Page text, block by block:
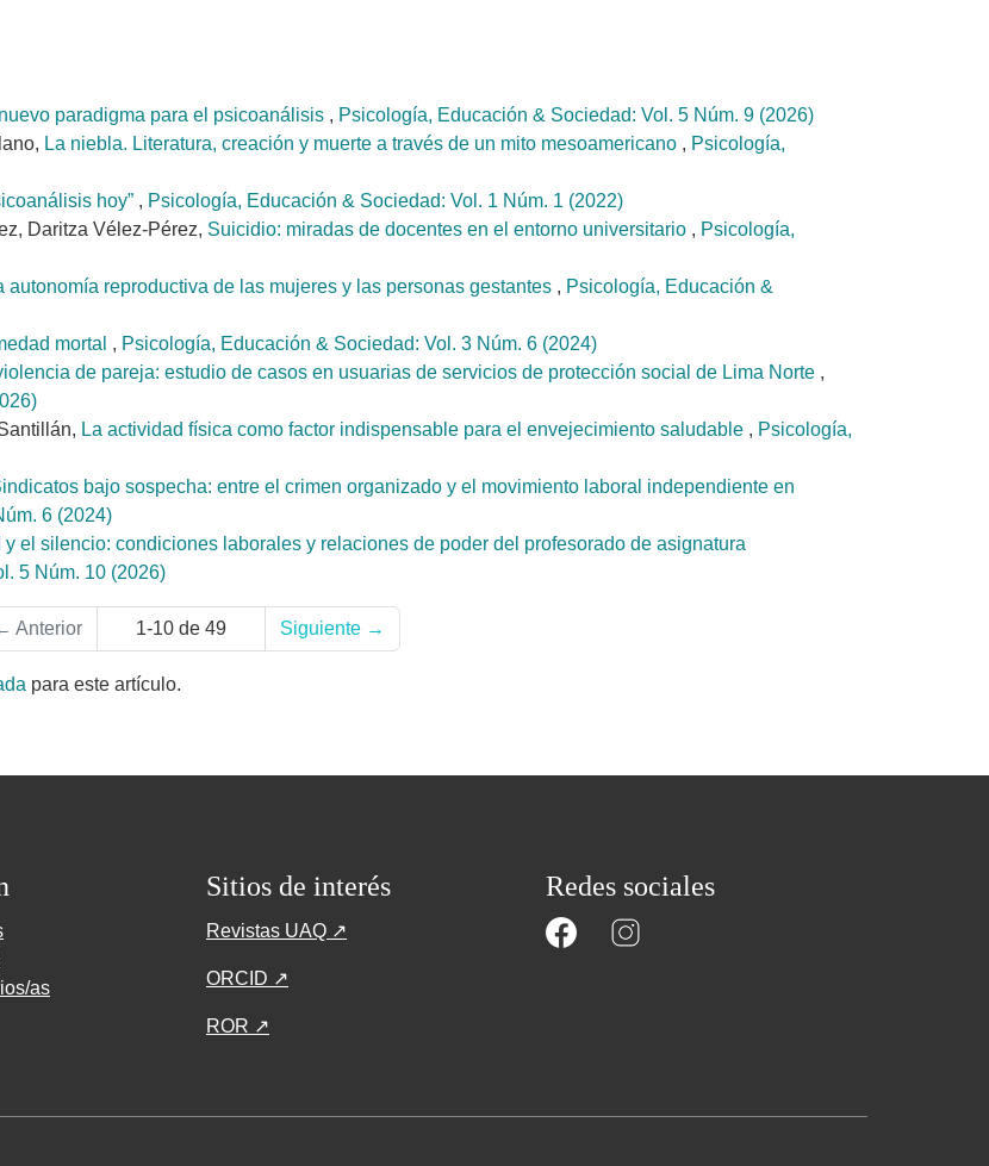
paradigma para el psicoanálisis , Psicología, Educación & Sociedad: Vol. 5 Núm. 9 (2026)
La niebla. Literatura, creación y muerte a través de un mito mesoamericano , Psicología,
hoy” , Psicología, Educación & Sociedad: Vol. 1 Núm. 1 (2022)
Daritza Vélez-Pérez, Suicidio: miradas de docentes en el entorno universitario , Psicología,
autonomía reproductiva de las mujeres y las personas gestantes , Psicología, Educación &
mortal , Psicología, Educación & Sociedad: Vol. 3 Núm. 6 (2024)
de pareja: estudio de casos en usuarias de servicios de protección social de Lima Norte ,
La actividad física como factor indispensable para el envejecimiento saludable , Psicología,
bajo sospecha: entre el crimen organizado y el movimiento laboral independiente en
6 (2024)
el silencio: condiciones laborales y relaciones de poder del profesorado de asignatura
5 Núm. 10 (2026)
Anterior 1-10 de 49 Siguiente →
para este artículo.
as
Sitios de interés
Revistas UAQ ↗
ORCID ↗
ROR ↗
Redes sociales